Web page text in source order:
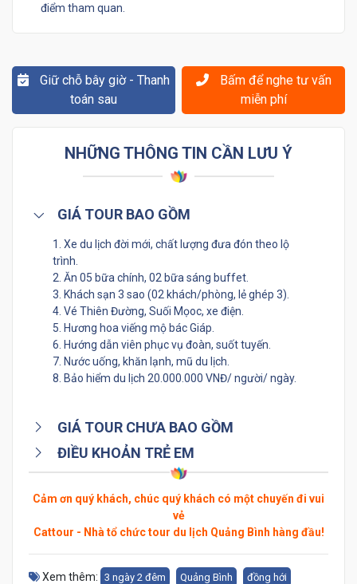
điểm tham quan.
Giữ chỗ bây giờ - Thanh
toán sau
Bấm để nghe tư vấn
miễn phí
NHỮNG THÔNG TIN CẦN LƯU Ý
GIÁ TOUR BAO GỒM
1. Xe du lịch đời mới, chất lượng đưa đón theo lộ
trình.
2. Ăn 05 bữa chính, 02 bữa sáng buffet.
3. Khách sạn 3 sao (02 khách/phòng, lẻ ghép 3).
4. Vé Thiên Đường, Suối Mọoc, xe điện.
5. Hương hoa viếng mộ bác Giáp.
6. Hướng dẫn viên phục vụ đoàn, suốt tuyến.
7. Nước uống, khăn lạnh, mũ du lịch.
8. Bảo hiểm du lịch 20.000.000 VNĐ/ người/ ngày.
GIÁ TOUR CHƯA BAO GỒM
ĐIỀU KHOẢN TRẺ EM
Cảm ơn quý khách, chúc quý khách có một chuyến đi vui
vẻ
Cattour - Nhà tổ chức tour du lịch Quảng Bình hàng đầu!
Xem thêm: 3 ngày 2 đêm Quảng Bình đồng hới